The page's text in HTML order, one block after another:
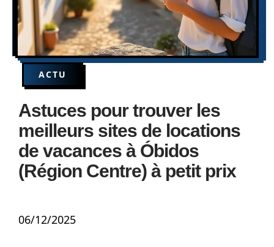
ACTU
Astuces pour trouver les
meilleurs sites de locations
de vacances à Óbidos
(Région Centre) à petit prix
06/12/2025